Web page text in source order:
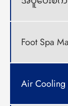
Foot Spa
Air Cooling